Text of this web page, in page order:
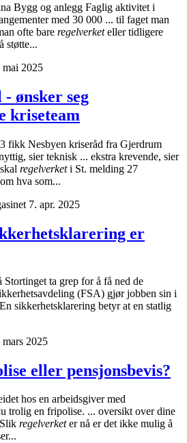
Bygg og anlegg Faglig aktivitet i
med 30 000 ... til faget man
ofte bare regelverketeller tidligere
støtte...
mai 2025
ønsker seg
kriseteam
fikk Nesbyen kriseråd fra Gjerdrum
sier teknisk ... ekstra krevende, sier
regelverketi St. melding 27
hva som...
7. apr. 2025
er
Stortinget ta grep for å få ned de
(FSA) gjør jobben sin i
sikkerhetsklarering betyr at en statlig
mars 2025
eller pensjonsbevis?
hos en arbeidsgiver med
trolig en fripolise. ... oversikt over dine
regelverketer nå er det ikke mulig å